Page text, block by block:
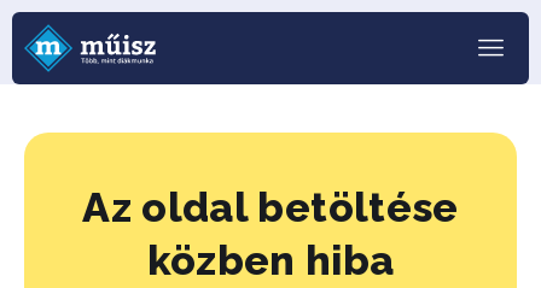
Az oldal betöltése
közben hiba